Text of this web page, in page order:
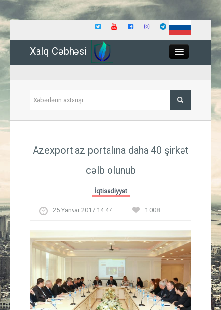
Xalq Cəbhəsi
İqtisadiyyat
Güney Azərbaycan
Mədəniyyət
Müsahibə
İdman
Azexport.az portalına daha 40 şirkət
cəlb olunub
İqtisadiyyat
25 Yanvar 2017 14:47 1 008